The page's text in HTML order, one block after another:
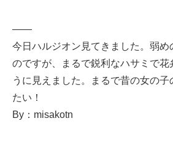
——
今日ハルジオン見てきました。弱め
のですが、まるで鋭利なハサミで花
うに見えました。まるで昔の女の
たい！
By：misakotn